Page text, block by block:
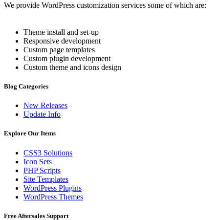
We provide WordPress customization services some of which are:
Theme install and set-up
Responsive development
Custom page templates
Custom plugin development
Custom theme and icons design
Blog Categories
New Releases
Update Info
Explore Our Items
CSS3 Solutions
Icon Sets
PHP Scripts
Site Templates
WordPress Plugins
WordPress Themes
Free Aftersales Support